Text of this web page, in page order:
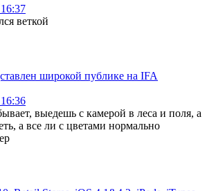
веткой
широкой публике на IFA
выедешь с камерой в леса и поля, а
а все ли с цветами нормально